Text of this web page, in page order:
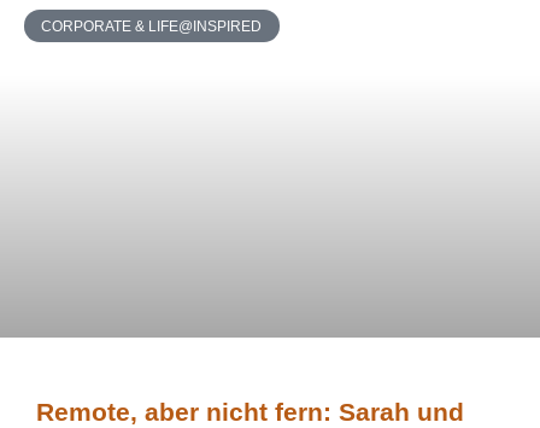
CORPORATE & LIFE@INSPIRED
Remote, aber nicht fern: Sarah und